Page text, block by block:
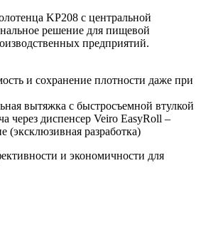
KP208 с центральной
решение для пищевой
предприятий.
и сохранение плотности даже при
вытяжка с быстросъемной втулкой
через диспенсер Veiro EasyRoll –
(эксклюзивная разработка)
и экономичности для